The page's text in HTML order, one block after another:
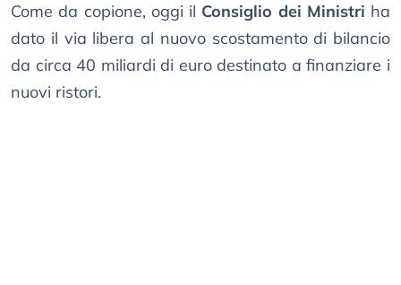
Come da copione, oggi il Consiglio dei Ministri ha
dato il via libera al nuovo scostamento di bilancio
da circa 40 miliardi di euro destinato a finanziare i
nuovi ristori.